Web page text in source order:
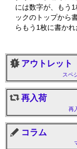
には数字が、もう
ックのトップから
らもう1枚に書かれ
アウトレット
スペ
再入荷
再
コラム